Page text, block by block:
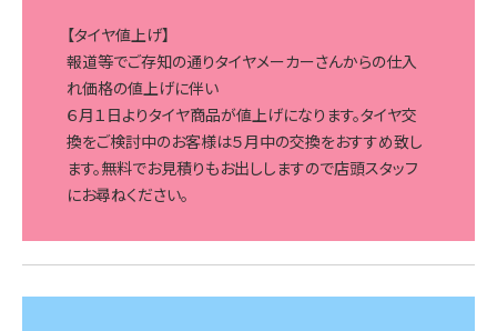
【タイヤ値上げ】
報道等でご存知の通りタイヤメーカーさんからの仕入
れ価格の値上げに伴い
６月１日よりタイヤ商品が値上げになります。タイヤ交
換をご検討中のお客様は５月中の交換をおすすめ致し
ます。無料でお見積りもお出ししますので店頭スタッフ
にお尋ねください。